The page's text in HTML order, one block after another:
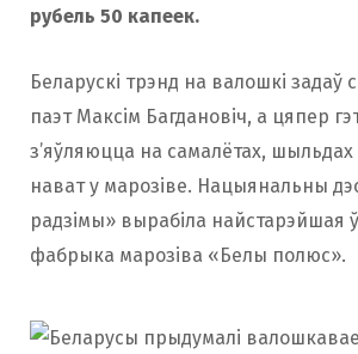
рубель 50 капеек.
Беларускі трэнд на валошкі задаў
паэт Максім Багдановіч, а цяпер
з’яўляюцца на самалётах, шыльдах
нават у марозіве. Нацыянальны
радзімы» вырабіла найстарэйшая
фабрыка марозіва «Белы полюс».